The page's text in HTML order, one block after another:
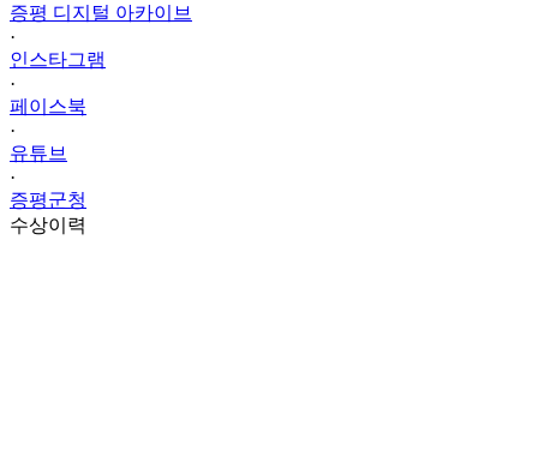
증평 디지털 아카이브
·
인스타그램
·
페이스북
·
유튜브
·
증평군청
수상이력